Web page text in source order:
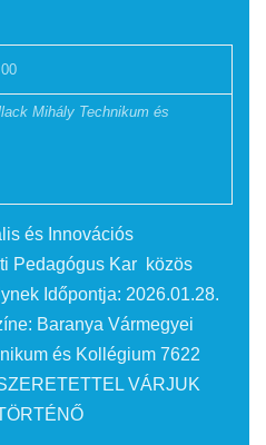
Mihály Technikum és
és Innovációs
Pedagógus Kar közös
Időpontja: 2026.01.28.
Baranya Vármegyei
és Kollégium 7622
VÁRJUK